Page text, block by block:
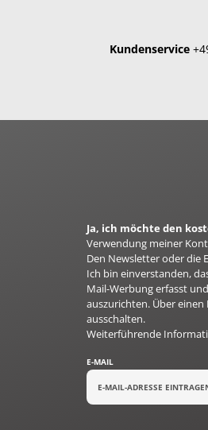
Kundenservice
Ja, ich möchte den
Verwendung meiner
Den Newsletter oder die
Ich bin einverstanden,
Mail-Werbung erfasst
auszurichten. Über
ausschalten.
Weiterführende
E-MAIL